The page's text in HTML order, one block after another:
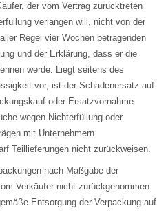
der vom Vertrag zurücktreten
verlangen will, nicht von der
Regel vier Wochen betragenden
und der Erklärung, dass er die
werde. Liegt seitens des
vor, ist der Schadenersatz auf
oder Ersatzvornahme
wegen Nichterfüllung oder
mit Unternehmern
Teillieferungen nicht zurückweisen.
nach Maßgabe der
Verkäufer nicht zurückgenommen.
Entsorgung der Verpackung auf